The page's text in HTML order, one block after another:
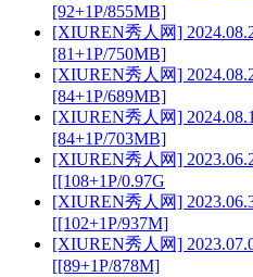
[92+1P/855MB]
[XIUREN秀人网]
[81+1P/750MB]
[XIUREN秀人网]
[84+1P/689MB]
[XIUREN秀人网]
[84+1P/703MB]
[XIUREN秀人网]
[[108+1P/0.97G
[XIUREN秀人网]
[[102+1P/937M]
[XIUREN秀人网]
[[89+1P/878M]